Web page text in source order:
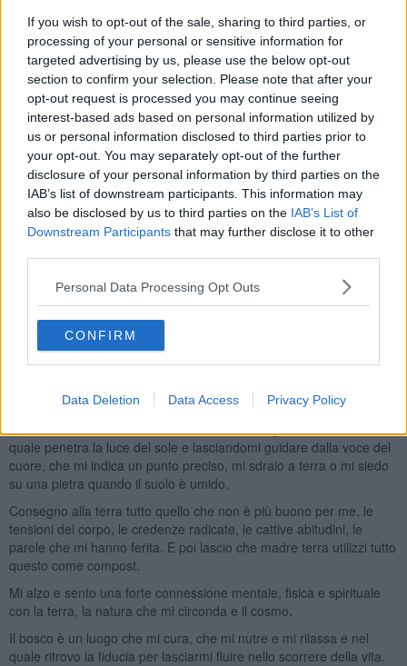
If you wish to opt-out of the sale, sharing to third parties, or
processing of your personal or sensitive information for
targeted advertising by us, please use the below opt-out
section to confirm your selection. Please note that after your
opt-out request is processed you may continue seeing
interest-based ads based on personal information utilized by
us or personal information disclosed to third parties prior to
your opt-out. You may separately opt-out of the further
disclosure of your personal information by third parties on the
IAB’s list of downstream participants. This information may
also be disclosed by us to third parties on the IAB’s List of
Downstream Participants that may further disclose it to other
Personal Data Processing Opt Outs
CONFIRM
Data Deletion Data Access Privacy Policy
Mi sento onorata nel fare conoscenza con un essere la cui vita è
dedicata a stare fermo tutto il tempo a guardare e ricordare. In
questa apparente immobilità e indipendenza sono in grado di
comunicare e scambiare informazioni anche a grandi distanze.
Ogni famiglia di alberi lo fa attraverso un linguaggio specifico, ogni
specie ha un suo dialetto, come noi esseri umani. Parole che
viaggiano con l’aria e il vento e attraverso una rete sotterranea
fatta di radici, di connessioni, di scambi e sostegni.
Possiamo imparare molto dagli alberi, il potere di radicarci alla terra
per sentirci centrati, fermi, sicuri; l’importanza di creare sani confini
tra noi e gli altri attraverso un cappotto protettivo intorno al corpo; il
mantenere un portamento eretto allungato verso il cielo così da
chioma, una mente sempre aperta e flessibile ai cambiamenti.
Camminando nel bosco di giorno colgo la bellezza che si manifesta
intorno a me in tutte le sue sfaccettature e la sua impermanenza. È
un’esperienza dell’attimo presente, non c’è prevedibilità, la natura
di manifesta ogni giorno differente. Ogni volta la osservo come se
fosse la prima volta e porto dentro di me l’insegnamento
tristezza che si creano dal voler fissare eventi, situazioni, relazioni.
quale penetra la luce del sole e lasciandomi guidare dalla voce del
cuore, che mi indica un punto preciso, mi sdraio a terra o mi siedo
su una pietra quando il suolo è umido.
Consegno alla terra tutto quello che non è più buono per me, le
tensioni del corpo, le credenze radicate, le cattive abitudini, le
parole che mi hanno ferita. E poi lascio che madre terra utilizzi tutto
questo come compost.
Mi alzo e sento una forte connessione mentale, fisica e spirituale
con la terra, la natura che mi circonda e il cosmo.
Il bosco è un luogo che mi cura, che mi nutre e mi rilassa e nel
quale ritrovo la fiducia per lasciarmi fluire nello scorrere della vita.